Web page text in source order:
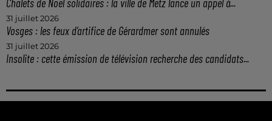
31 juillet 2026
Vosges : les feux d’artifice de Gérardmer sont annulés
31 juillet 2026
Insolite : cette émission de télévision recherche des candidats...